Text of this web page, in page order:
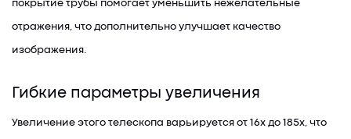
покрытие трубы помогает уменьшить нежелательные
отражения, что дополнительно улучшает качество
изображения.
Гибкие параметры увеличения
Увеличение этого телескопа варьируется от 16x до 185x, что